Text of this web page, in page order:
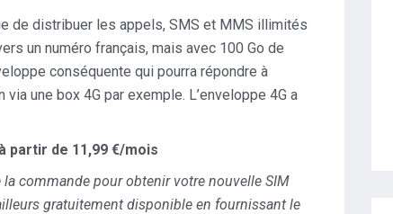
de distribuer les appels, SMS et MMS illimités
un numéro français, mais avec 100 Go de
conséquente qui pourra répondre à
une box 4G par exemple. L’enveloppe 4G a
partir de 11,99 €/mois
commande pour obtenir votre nouvelle SIM
gratuitement disponible en fournissant le